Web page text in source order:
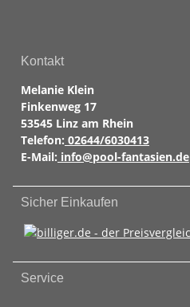
Kontakt
Melanie Klein
Finkenweg 17
53545 Linz am Rhein
Telefon: 02644/6030413
E-Mail: info@pool-fantasien.de
Sicher Einkaufen
Service